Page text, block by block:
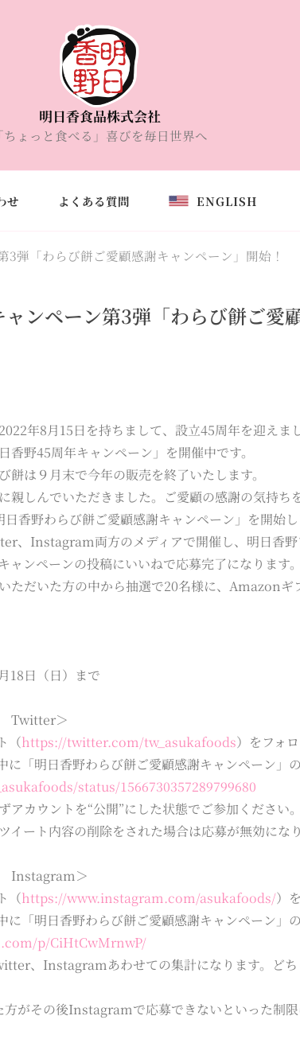
明日香食品株式会社
「ちょっと食べる」喜びを毎日世界へ
せ よくある質問 ENGLISH
3弾「わらび餅ご愛顧感謝キャンペーン」開始！
ンペーン第3弾「わらび餅ご愛
年8月15日を持ちまして、設立45周年を迎えま
香野45周年キャンペーン」を開催中です。
餅は９月末で今年の販売を終了いたします。
親しんでいただきました。ご愛顧の感謝の気持ち
香野わらび餅ご愛顧感謝キャンペーン」を開始し
、Instagram両方のメディアで開催し、明日香
ンペーンの投稿にいいねで応募完了になります。
ただいた方の中から抽選で20名様に、Amazonギ
18日（日）まで
Twitter＞
（https://twitter.com/tw_asukafoods）をフォロ
に「明日香野わらび餅ご愛顧感謝キャンペーン」
status/1566730357289799680
カウントを“公開”にした状態でご参加ください。
ート内容の削除をされた場合は応募が無効になり
Instagram＞
（https://www.instagram.com/asukafoods/）
に「明日香野わらび餅ご愛顧感謝キャンペーン」
p/CiHtCwMrnwP/
、Instagramあわせての集計になります。ど
がその後Instagramで応募できないといった制